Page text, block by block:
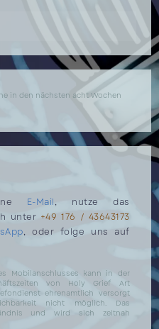
in den nächsten acht Wochen
E-Mail, nutze das
unter +49 176 / 43643173
, oder folge uns auf
Mobilanschlusses kann in der
von Holy Grief Art
ehrenamtlich versorgt
nicht möglich. Das
und wird sich zeitnah